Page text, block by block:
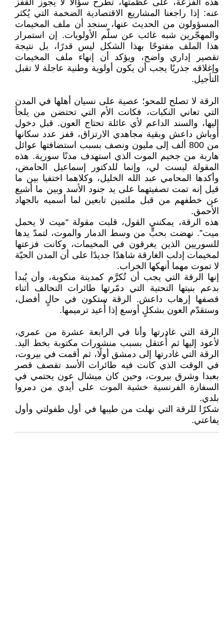
هذه الفزعة، على عظمتها، تطرح سؤالًا لا يجوز القفز
عنه: إذا راجعنا المشاريع الاقتصادية الضخمة التي يُكثر
المسؤولون من الحديث عنها، سنجد أن ملف المخيمات
والمهجّرين شبه غائب عن سلّم الأولويات. إن استمرار
هذا الملف مفتوحًا بهذا الشكل ليس قدرًا، بل نتيجة
تقصير إداري واضح، ويؤكد أن إنهاء ملف المخيمات
وإغلاقه جذريًا يجب أن يكون أولوية وطنية عاجلة لا تقبل
التأجيل.
الرقة لا تصلح للمحو؛ عصية على نسيان أهلها في المدن
التي تعاني النكبات، فكانت الأم التي تحتضن من يلجأ
إليها، والسند الداعم لأي عائلة تحتاج العون. قبل دخول
أوباش داعش وبقية مجاهدي الارتزاق، قفز عدد سكانها
من 800 ألف إلى مليون ونصف بسبب استضافتها عوائل
هاربة من جحيم الموت الذي استهدف مدنًا سورية. هذه
المقولة ليست لي، وإنما للدكتور إسماعيل الحامض،
وأكدها المحامي عبد الله الخليل، وكلاهما اختفيا بين ما
قيل إنه تمت تصفيتهما على يد جنود الأسد وبين ما أشيع
عن خطفهم من قبل ملثمين تابعين لما أسميه بالجهاد
الأحمق.
هذه الرقة، يمكنني القول، قلبت مقولة “ميت لا يحمل
ميت”. نهضت بحبٍّ من وسط الدمار والموت، لتمدّ يدها
للسوريين الذين يغرقون في المخيمات، وكانت فزعتها
لمخيمات إدلب الغارقة شاهدًا جديدًا على أن المدن الحيّة
لا تموت مهما أنهكها الخراب.
إنها الرقة التي يجب أن تُكرَّم كمدينة منكوبة، وأن يُبدأ
بدعم بنيتها التحتية التي دمّرتها طائرات التحالف أثناء
قصفها إرهاب داعش. الرقة ستكون في حالٍ أفضل،
وستقدّم العون بشكلٍ أوسع إذا أُعيد ترميمها.
الرقة التي غادرتها وأنا في الرابعة عشرة من عمري،
لأعود إليها ثم أُعتقل بسبب منشورات مكتوبة بخط اليد.
الرقة التي غادرتها إلى دمشق أولًا، ثم أقمت في بيروت،
في الوقت الذي كانت فيه طائرات الأسد تقصف قصر
بعبدا وشرق بيروت، وحين كان ميشال عون يحتمي في
السفارة الفرنسية خشية الموت على أيدي من دمروا
بلدي.
شكرًا للرقة التي نهلت من طيبها في أول طفولتي وأول
يفاعتي.